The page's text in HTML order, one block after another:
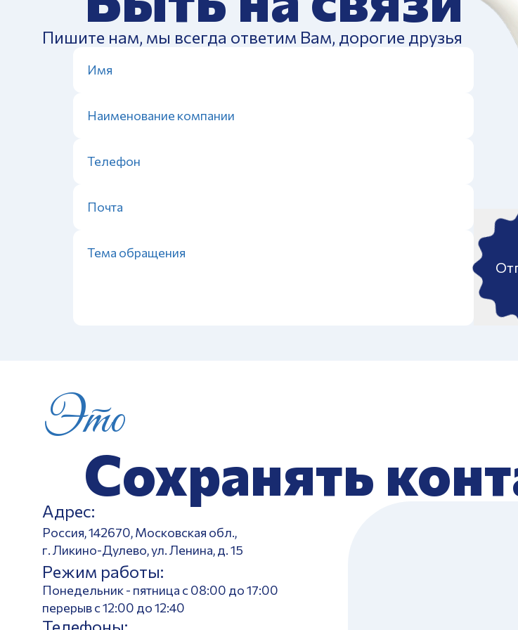
Пишите нам, мы всегда ответим Вам, дорогие друзья
Это
Сохранять
Адрес:
Россия, 142670, Московская обл.,
г. Ликино-Дулево, ул. Ленина, д. 15
Режим работы:
Понедельник - пятница с 08:00 до 17:00
перерыв с 12:00 до 12:40